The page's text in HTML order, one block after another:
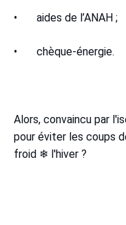
• aides de l’ANAH ;
• chèque-énergie.
Alors, convaincu par
pour éviter les coups
froid ❄ l'hiver ?